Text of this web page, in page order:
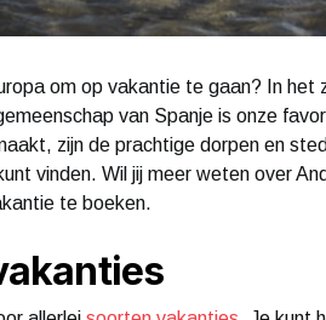
om op vakantie te gaan? In het
van Spanje is onze
zijn de prachtige dorpen en
vinden. Wil jij meer weten over
te boeken.